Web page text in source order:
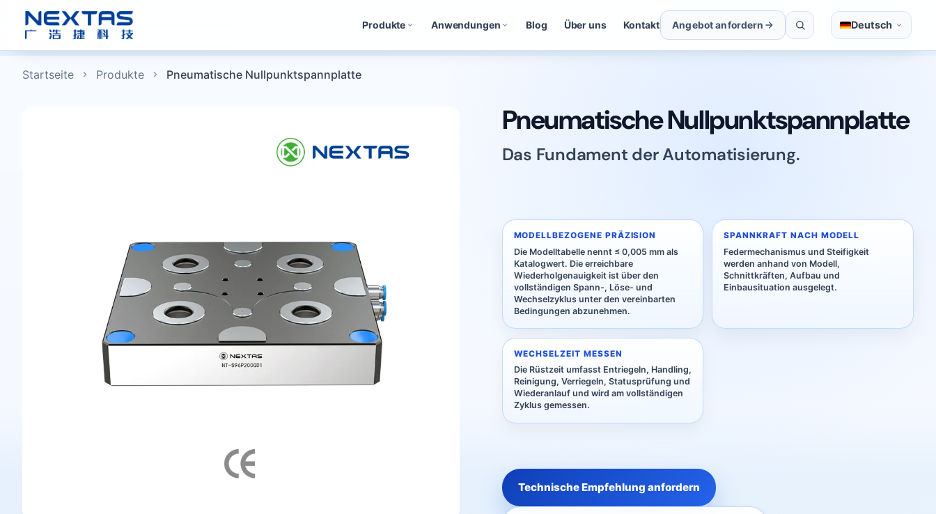
Produkte Anwendungen Blog Über uns Kontakt Angebot anfordern Deutsch
Startseite Produkte Pneumatische Nullpunktspannplatte
Pneumatische Nullpunktspannplatte
Das Fundament der Automatisierung.
MODELLBEZOGENE PRÄZISION
Die Modelltabelle nennt ≤ 0,005 mm als
Katalogwert. Die erreichbare
Wiederholgenauigkeit ist über den
vollständigen Spann-, Löse- und
Wechselzyklus unter den vereinbarten
Bedingungen abzunehmen.
SPANNKRAFT NACH MODELL
Federmechanismus und Steifigkeit
werden anhand von Modell,
Schnittkräften, Aufbau und
Einbausituation ausgelegt.
WECHSELZEIT MESSEN
Die Rüstzeit umfasst Entriegeln, Handling,
Reinigung, Verriegeln, Statusprüfung und
Wiederanlauf und wird am vollständigen
Zyklus gemessen.
Technische Empfehlung anfordern